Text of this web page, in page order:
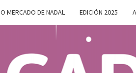
O MERCADO DE NADAL EDICIÓN 2025